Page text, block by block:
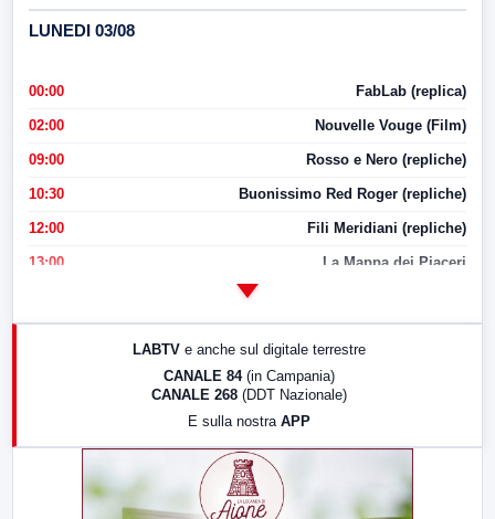
LUNEDI 03/08
00:00 FabLab (replica)
02:00 Nouvelle Vouge (Film)
09:00 Rosso e Nero (repliche)
10:30 Buonissimo Red Roger (repliche)
12:00 Fili Meridiani (repliche)
13:00 La Mappa dei Piaceri
LABTV e anche sul digitale terrestre
CANALE 84 (in Campania)
CANALE 268 (DDT Nazionale)
E sulla nostra APP